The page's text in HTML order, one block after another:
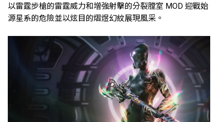
以雷霆步槍的雷霆威力和增強射擊的分裂膛室 MOD 迎戰始
源星系的危險並以炫目的熠煜幻紋展現風采。